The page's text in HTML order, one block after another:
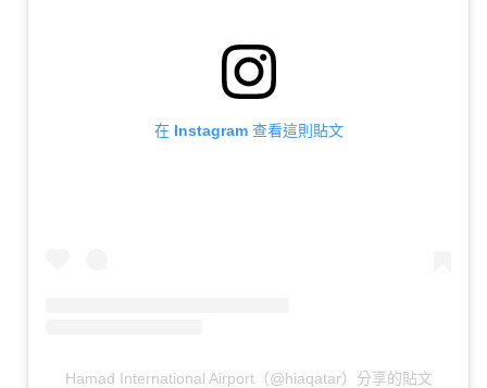
在 Instagram 查看這則貼文
Hamad International Airport（@hiaqatar）分享的貼文